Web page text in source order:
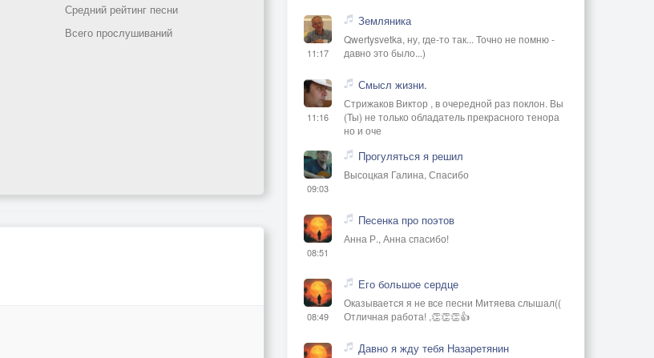
Средний рейтинг песни
Всего прослушиваний
11:17
Земляника
Qwertysvetka, ну, где-то так... Точно не помню -
давно это было...)
11:16
Смысл жизни.
Стрижаков Виктор , в очередной раз поклон. Вы
(Ты) не только обладатель прекрасного тенора
но и оче
09:03
Прогуляться я решил
Высоцкая Галина, Спасибо
08:51
Песенка про поэтов
Анна Р., Анна спасибо!
08:49
Его большое сердце
Оказывается я не все песни Митяева слышал((
Отличная работа! ,👏👏👏👍
Давно я жду тебя Назаретянин